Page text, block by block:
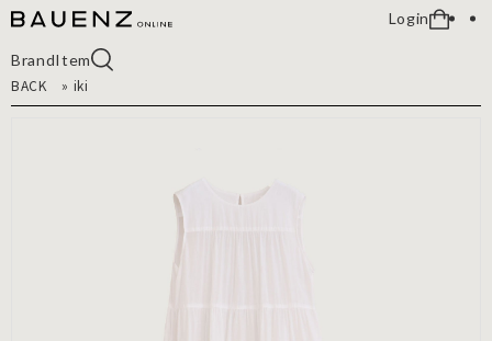
Login
BrandItem
BACK
» iki